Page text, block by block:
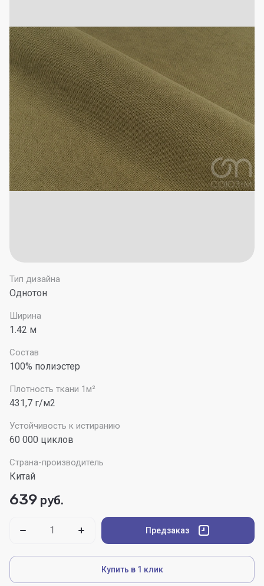
Тип дизайна
Однотон
Ширина
1.42 м
Состав
100% полиэстер
Плотность ткани 1м²
431,7 г/м2
Устойчивость к истиранию
60 000 циклов
Страна-производитель
Китай
639 руб.
Предзаказ
Купить в 1 клик